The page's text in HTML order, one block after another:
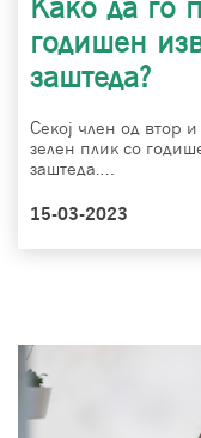
годишен
заштеда?
Секој член од втор
зелен плик со
заштеда.…
15-03-2023